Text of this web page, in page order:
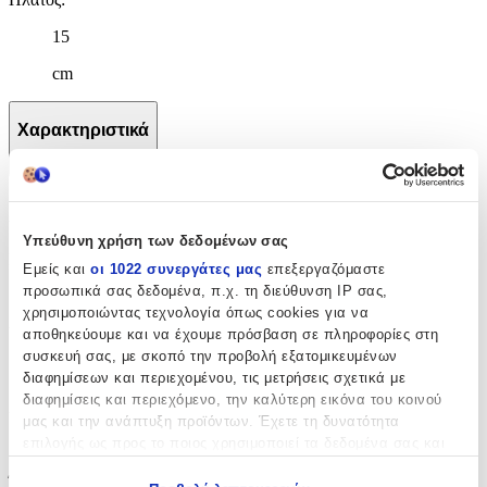
Υπεύθυνη χρήση των δεδομένων σας
Εμείς και οι 1022 συνεργάτες μας επεξεργαζόμαστε
προσωπικά σας δεδομένα, π.χ. τη διεύθυνση IP σας,
χρησιμοποιώντας τεχνολογία όπως cookies για να
αποθηκεύουμε και να έχουμε πρόσβαση σε πληροφορίες στη
συσκευή σας, με σκοπό την προβολή εξατομικευμένων
διαφημίσεων και περιεχομένου, τις μετρήσεις σχετικά με
διαφημίσεις και περιεχόμενο, την καλύτερη εικόνα του κοινού
μας και την ανάπτυξη προϊόντων. Έχετε τη δυνατότητα
15
cm
Χαρακτηριστικά
Κατασκευαστής:
Bigbuy
Υλικό:
Πλαστικό
Χρώμα: